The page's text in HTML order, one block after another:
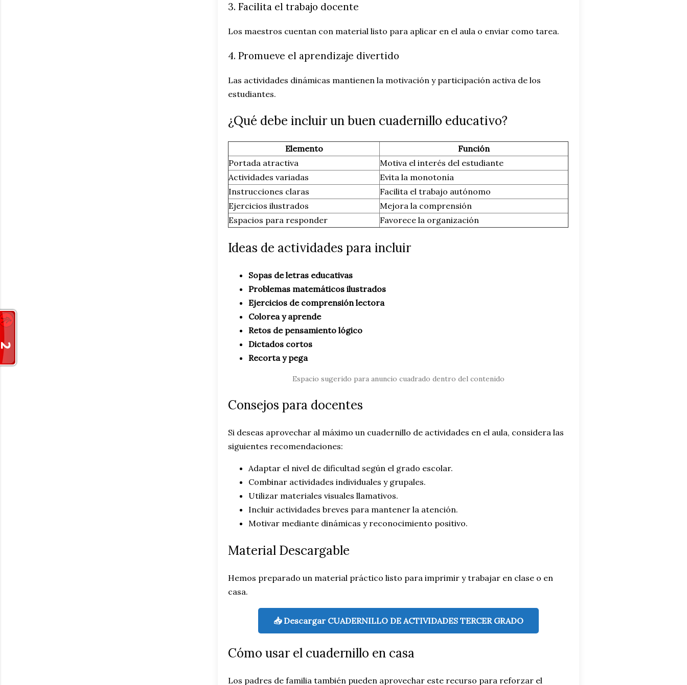
3. Facilita el trabajo docente
Los maestros cuentan con material listo para aplicar en el aula o enviar como tarea.
4. Promueve el aprendizaje divertido
Las actividades dinámicas mantienen la motivación y participación activa de los
estudiantes.
¿Qué debe incluir un buen cuadernillo educativo?
Elemento
Función
Portada atractiva
Motiva el interés del estudiante
Actividades variadas
Evita la monotonía
Instrucciones claras
Facilita el trabajo autónomo
Ejercicios ilustrados
Mejora la comprensión
Espacios para responder
Favorece la organización
Ideas de actividades para incluir
Sopas de letras educativas
Problemas matemáticos ilustrados
Ejercicios de comprensión lectora
Colorea y aprende
Retos de pensamiento lógico
Dictados cortos
Recorta y pega
Espacio sugerido para anuncio cuadrado dentro del contenido
Consejos para docentes
Si deseas aprovechar al máximo un cuadernillo de actividades en el aula, considera las
siguientes recomendaciones:
Adaptar el nivel de dificultad según el grado escolar.
Combinar actividades individuales y grupales.
Utilizar materiales visuales llamativos.
Incluir actividades breves para mantener la atención.
Motivar mediante dinámicas y reconocimiento positivo.
Material Descargable
Hemos preparado un material práctico listo para imprimir y trabajar en clase o en
casa.
📥 Descargar CUADERNILLO DE ACTIVIDADES TERCER GRADO
Cómo usar el cuadernillo en casa
Los padres de familia también pueden aprovechar este recurso para reforzar el